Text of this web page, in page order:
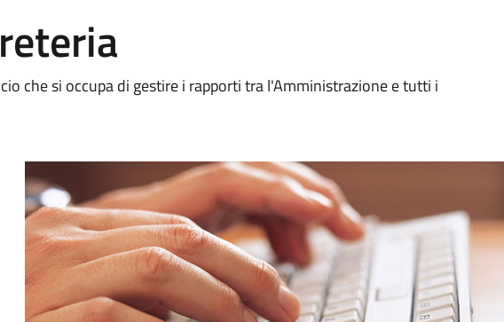
che si occupa di gestire i rapporti tra l'Amministrazione e tutti i